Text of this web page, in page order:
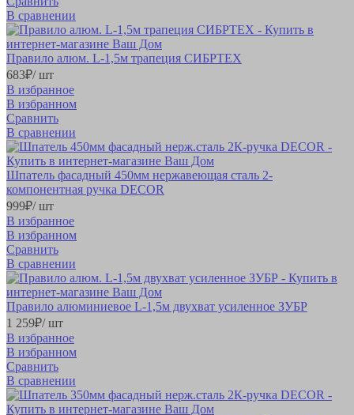
В сравнении
Правило алюм. L-1,5м трапеция СИБРТЕХ
683₽/ шт
В избранное
В избранном
Сравнить
В сравнении
Шпатель фасадный 450мм нержавеющая сталь 2-
компонентная ручка DECOR
999₽/ шт
В избранное
В избранном
Сравнить
В сравнении
Правило алюминиевое L-1,5м двухват усиленное ЗУБР
1 259₽/ шт
В избранное
В избранном
Сравнить
В сравнении